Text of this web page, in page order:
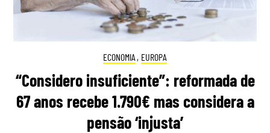
ECONOMIA , EUROPA
“Considero insuficiente”: reformada de
67 anos recebe 1.790€ mas considera a
pensão ‘injusta’